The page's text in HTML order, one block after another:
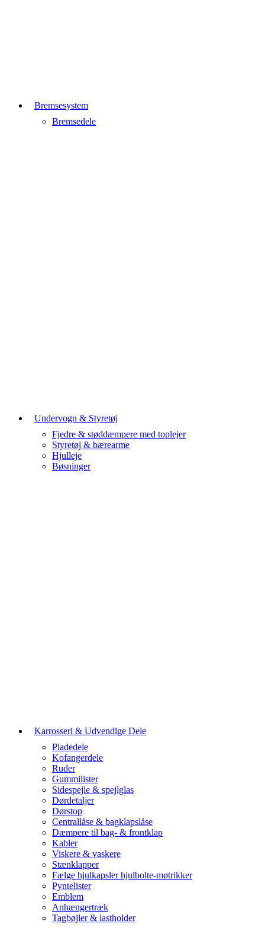
Bremsesystem
Bremsedele
Undervogn & Styretøj
Fjedre & støddæmpere med toplejer
Styretøj & bærearme
Hjulleje
Bøsninger
Karrosseri & Udvendige Dele
Pladedele
Kofangerdele
Ruder
Gummilister
Sidespejle & spejlglas
Dørdetaljer
Dørstop
Centrallåse & bagklapslåse
Dæmpere til bag- & frontklap
Kabler
Viskere & vaskere
Stænklapper
Fælge hjulkapsler hjulbolte-møtrikker
Pyntelister
Emblem
Anhængertræk
Tagbøjler & lastholder